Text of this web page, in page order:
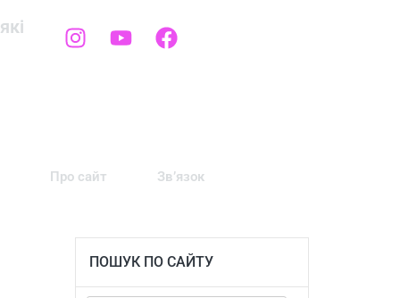
Про сайт Зв’язок
ПОШУК ПО САЙТУ